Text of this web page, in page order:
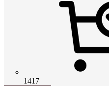
1417